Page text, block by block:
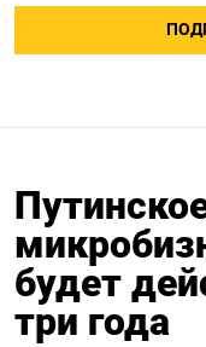
будет
три года